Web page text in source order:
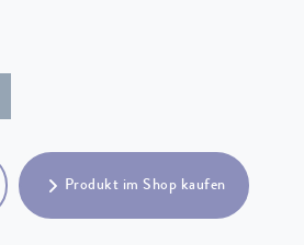
Produkt im Shop kaufen